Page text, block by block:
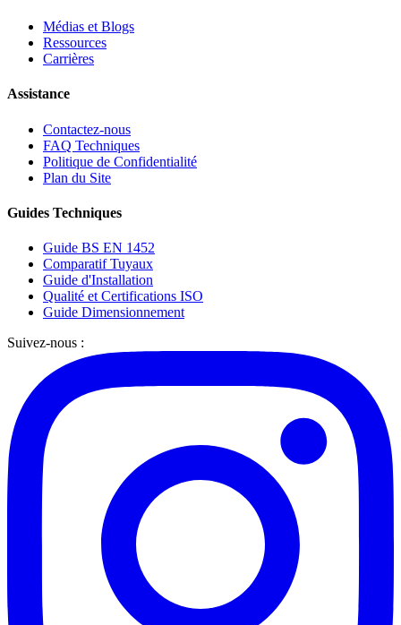
Médias et Blogs
Ressources
Carrières
Assistance
Contactez-nous
FAQ Techniques
Politique de Confidentialité
Plan du Site
Guides Techniques
Guide BS EN 1452
Comparatif Tuyaux
Guide d'Installation
Qualité et Certifications ISO
Guide Dimensionnement
Suivez-nous :